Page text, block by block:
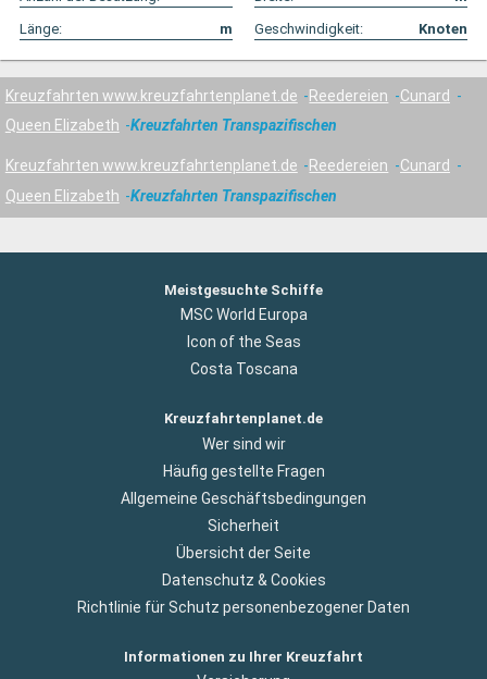
Länge:
m Geschwindigkeit: Knoten
Kreuzfahrten www.kreuzfahrtenplanet.de Reedereien
Cunard
Queen Elizabeth
Kreuzfahrten Transpazifischen
Kreuzfahrten www.kreuzfahrtenplanet.de Reedereien
Cunard
Queen Elizabeth
Kreuzfahrten Transpazifischen
Meistgesuchte Schiffe
MSC World Europa
Icon of the Seas
Costa Toscana
Kreuzfahrtenplanet.de
Wer sind wir
Häufig gestellte Fragen
Allgemeine Geschäftsbedingungen
Sicherheit
Übersicht der Seite
Datenschutz & Cookies
Richtlinie für Schutz personenbezogener Daten
Informationen zu Ihrer Kreuzfahrt